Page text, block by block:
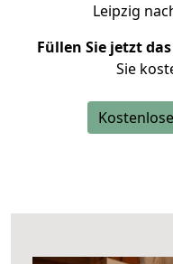
Leipzig
Füllen Sie jetzt
Sie